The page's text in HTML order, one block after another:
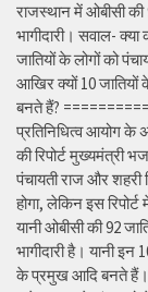
राजस्थान में ओबीसी की
भागीदारी। सवाल-
जातियों के लोगों को
आखिर क्यों 10
बनते हैं?
प्रतिनिधित्व आयोग के
की रिपोर्ट मुख्यमंत्री
पंचायती राज और शहरी
होगा, लेकिन इस
यानी ओबीसी की 92
भागीदारी है। यानी इन
के प्रमुख आदि बनते हैं।